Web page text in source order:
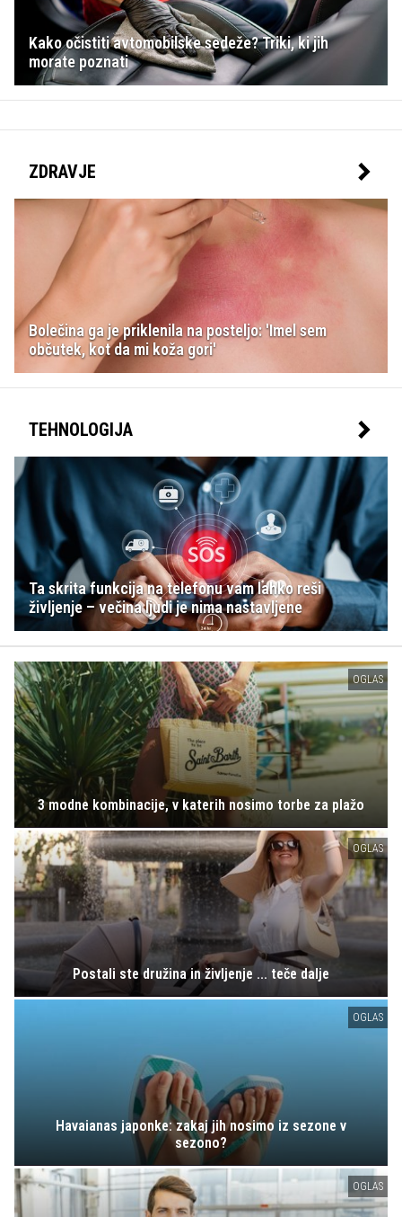
Kako očistiti avtomobilske sedeže? Triki, ki jih
morate poznati
ZDRAVJE
Bolečina ga je priklenila na posteljo: 'Imel sem
občutek, kot da mi koža gori'
TEHNOLOGIJA
Ta skrita funkcija na telefonu vam lahko reši
življenje – večina ljudi je nima nastavljene
OGLAS
3 modne kombinacije, v katerih nosimo torbe za plažo
OGLAS
Postali ste družina in življenje ... teče dalje
OGLAS
Havaianas japonke: zakaj jih nosimo iz sezone v
sezono?
OGLAS